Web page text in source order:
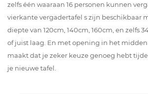
zelfs één waaraan 16 personen kunnen
vierkante vergadertafel s zijn beschikbaar
diepte van 120cm, 140cm, 160cm, en zelfs
of juist laag. En met opening in het
maakt dat je zeker keuze genoeg hebt
je nieuwe tafel.